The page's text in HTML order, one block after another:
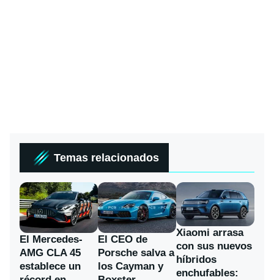
Temas relacionados
El Mercedes-
AMG CLA 45
establece un
El CEO de
Porsche salva a
los Cayman y
Xiaomi arrasa
con sus nuevos
híbridos
enchufables: